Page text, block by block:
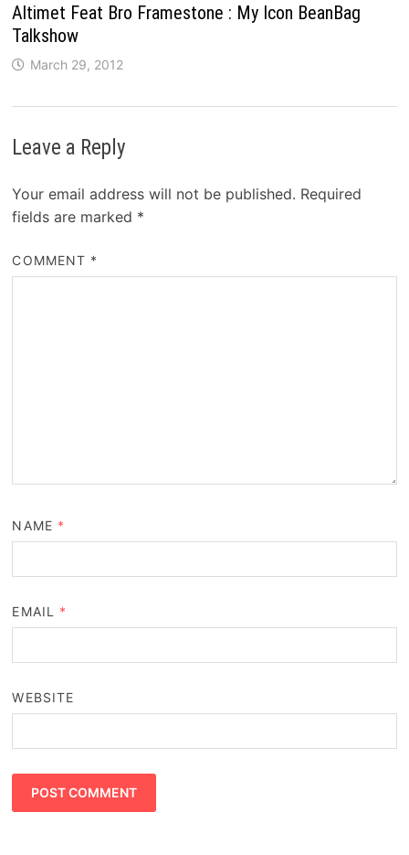
Altimet Feat Bro Framestone : My Icon BeanBag
Talkshow
March 29, 2012
Leave a Reply
Your email address will not be published. Required
fields are marked *
COMMENT *
NAME *
EMAIL *
WEBSITE